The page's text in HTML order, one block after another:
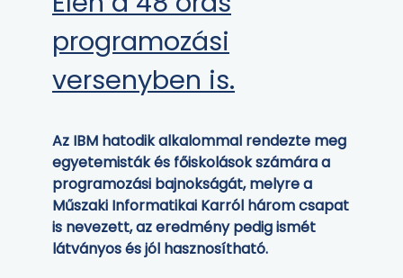
programozási
versenyben is.
Az IBM hatodik alkalommal rendezte meg
egyetemisták és főiskolások számára a
programozási bajnokságát, melyre a
Műszaki Informatikai Karról három csapat
is nevezett, az eredmény pedig ismét
látványos és jól hasznosítható.